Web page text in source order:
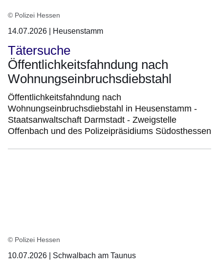
© Polizei Hessen
14.07.2026 | Heusenstamm
Tätersuche
Öffentlichkeitsfahndung nach
Wohnungseinbruchsdiebstahl
Öffentlichkeitsfahndung nach
Wohnungseinbruchsdiebstahl in Heusenstamm -
Staatsanwaltschaft Darmstadt - Zweigstelle
Offenbach und des Polizeipräsidiums Südosthessen
© Polizei Hessen
10.07.2026 | Schwalbach am Taunus